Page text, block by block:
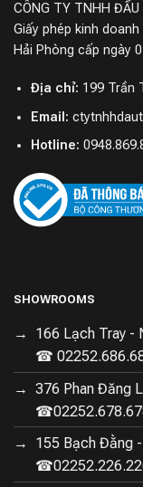
luôn được đảm
CÔNG TY TNHH
Giấy phép kinh
Hải Phòng cấp ngày
Địa chỉ: 199 Trần
Email:
Hotline:
SHOWROOMS
166 Lạch Tray -
☎
376 Phan Đăng
155 Bạch Đằng